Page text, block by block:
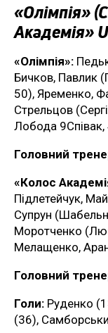
«Олімпія»
Академія»
«Олімпія»:
Бичков, Павлик
50), Яременко,
Стрельцов
Лобода 9Співак,
Головний
«Колос
Підлетейчук,
Супрун
Моротченко
Мелащенко,
Головний
Голи: Руденко
(36),